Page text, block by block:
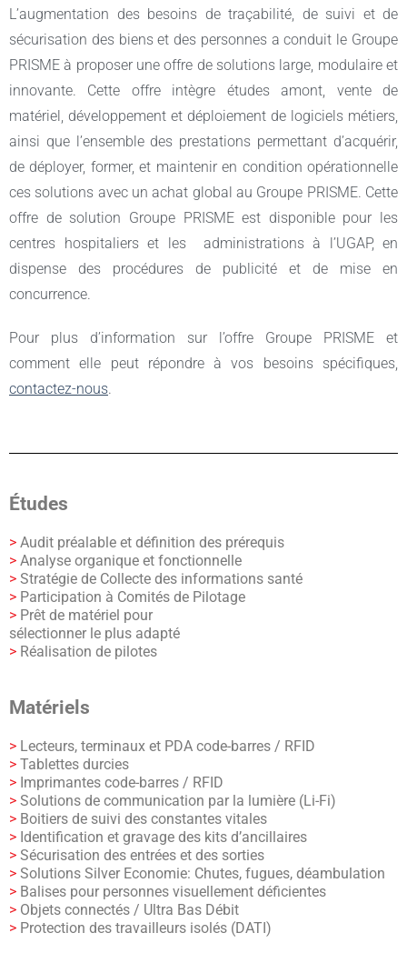
L'offre du
Groupe
PRISME
L’augmentation des besoins de traçabilité, de suivi et de
sécurisation des biens et des personnes a conduit le Groupe
PRISME à proposer une offre de solutions large, modulaire et
innovante. Cette offre intègre études amont, vente de
matériel, développement et déploiement de logiciels métiers,
ainsi que l’ensemble des prestations permettant d’acquérir,
de déployer, former, et maintenir en condition opérationnelle
ces solutions avec un achat global au Groupe PRISME. Cette
offre de solution Groupe PRISME est disponible pour les
centres hospitaliers et les administrations à l’UGAP, en
dispense des procédures de publicité et de mise en
concurrence.
Pour plus d’information sur l’offre Groupe PRISME et
comment elle peut répondre à vos besoins spécifiques,
contactez-nous.
Études
> Audit préalable et définition des prérequis
> Analyse organique et fonctionnelle
> Stratégie de Collecte des informations santé
> Participation à Comités de Pilotage
> Prêt de matériel pour
sélectionner le plus adapté
> Réalisation de pilotes
Matériels
> Lecteurs, terminaux et PDA code-barres / RFID
> Tablettes durcies
> Imprimantes code-barres / RFID
> Solutions de communication par la lumière (Li-Fi)
> Boitiers de suivi des constantes vitales
> Identification et gravage des kits d’ancillaires
> Sécurisation des entrées et des sorties
> Solutions Silver Economie: Chutes, fugues, déambulation
> Balises pour personnes visuellement déficientes
> Objets connectés / Ultra Bas Débit
> Protection des travailleurs isolés (DATI)